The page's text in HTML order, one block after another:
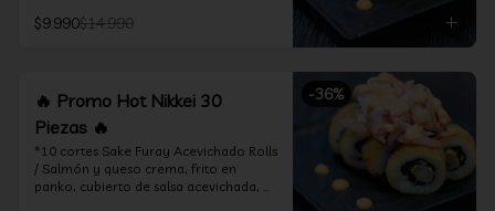
$9.990$14.990
-36%
🔥 Promo Hot Nikkei 30
Piezas 🔥
*10 cortes Sake Furay Acevichado Rolls
/ Salmón y queso crema, frito en
panko, cubierto de salsa acevichada,